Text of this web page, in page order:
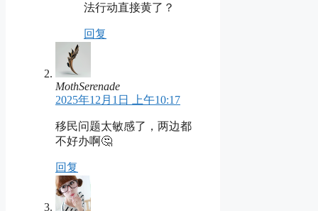
法行动直接黄了？
回复
MothSerenade
2025年12月1日 上午10:17
移民问题太敏感了，两边都
不好办啊🤔
回复